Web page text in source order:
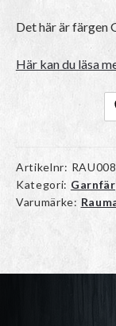
Det här är färgen
Här kan du läsa
Artikelnr:
Kategori:
Varumärke: